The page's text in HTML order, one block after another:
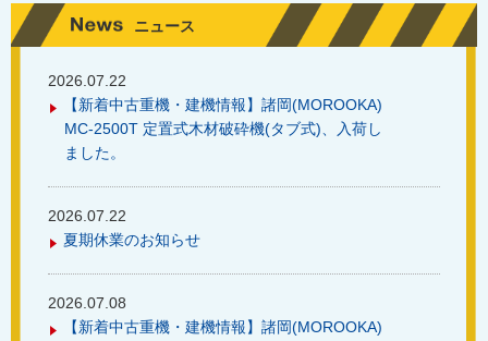
ニュース
2026.07.22
【新着中古重機・建機情報】諸岡(MOROOKA)
MC-2500T 定置式木材破砕機(タブ式)、入荷し
ました。
2026.07.22
夏期休業のお知らせ
2026.07.08
【新着中古重機・建機情報】諸岡(MOROOKA)